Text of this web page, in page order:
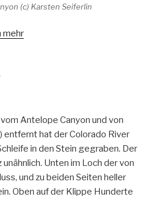
(c) Karsten Seiferlin
mehr
Antelope Canyon und von
entfernt hat der Colorado River
in den Stein gegraben. Der
Unten im Loch der von
und zu beiden Seiten heller
Oben auf der Klippe Hunderte